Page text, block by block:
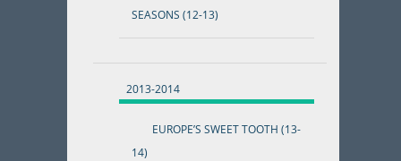
SEASONS (12-13)
2013-2014
EUROPE’S SWEET TOOTH (13-
14)